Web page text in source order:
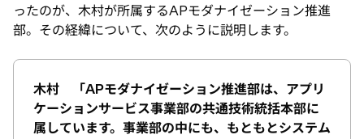
ったのが、木村が所属するAPモダナイゼーション推進
部。その経緯について、次のように説明します。
木村 「APモダナイゼーション推進部は、アプリ
ケーションサービス事業部の共通技術統括本部に
属しています。事業部の中にも、もともとシステム